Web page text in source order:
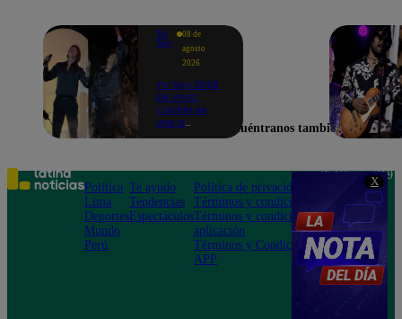
X
Yo
Soy
08 de
agosto
2026
Yo Soy 2026
EN VIVO:
Cachín se
une a
espectacular
versión de
“Amor mío”
Encuéntranos también en
Política
Lima
Deportes
Mundo
Perú
Te ayudo
Tendencias
Espectáculos
Política de privacidad
Términos y condiciones
Términos y condiciones
aplicación
Términos y Condiciones
APP
Teléfono: 219
Av. San
Felipe 968
Jesús María